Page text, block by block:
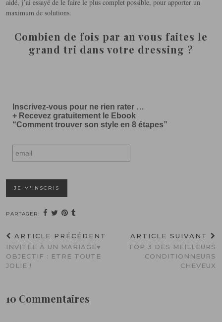
aidé, j’ai essayé de le faire le plus complet possible, pour apporter un
maximum de solutions.
Combien de fois par an vous faites le
grand tri dans votre dressing ?
Inscrivez-vous pour ne rien rater …
+ Recevez gratuitement le Ebook
“Comment trouver son style en 8 étapes”
PARTAGER:
ARTICLE PRÉCÉDENT
INVITÉE À UN MARIAGE♥
OBJECTIF : ETRE TOUTE
JOLIE !
ARTICLE SUIVANT
TOP 3 DES MEILLEURS
CONDITIONNEURS
CHEVEUX
10 Commentaires